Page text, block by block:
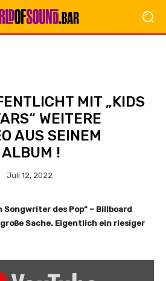
MIT „KIDS
WEITERE
AUS SEINEM
ALBUM !
Juli 12, 2022
des Pop“ – Billboard
Sache. Eigentlich ein riesiger